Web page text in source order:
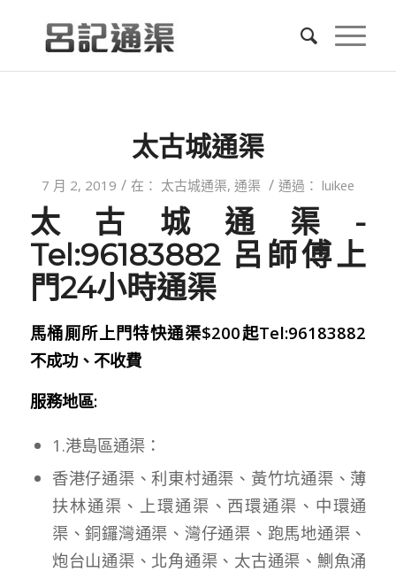
太古城通渠
7 月 2, 2019 / 在： 太古城通渠, 通渠 / 通過： luikee
太古城通渠-
Tel:96183882 呂師傅上
門24小時通渠
馬桶厠所上門特快通渠$200起Tel:96183882
不成功、不收費
服務地區:
1.港島區通渠：
香港仔通渠、利東村通渠、黃竹坑通渠、薄
扶林通渠、上環通渠、西環通渠、中環通
渠、銅鑼灣通渠、灣仔通渠、跑馬地通渠、
炮台山通渠、北角通渠、太古通渠、鰂魚涌